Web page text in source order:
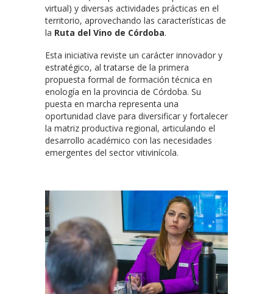
virtual) y diversas actividades prácticas en el
territorio, aprovechando las características de
la Ruta del Vino de Córdoba.
Esta iniciativa reviste un carácter innovador y
estratégico, al tratarse de la primera
propuesta formal de formación técnica en
enología en la provincia de Córdoba. Su
puesta en marcha representa una
oportunidad clave para diversificar y fortalecer
la matriz productiva regional, articulando el
desarrollo académico con las necesidades
emergentes del sector vitivinícola.